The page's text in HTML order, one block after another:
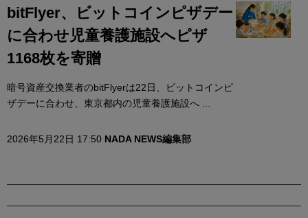
bitFlyer、ビットコインピザデー
に合わせ児童養護施設へピザ
1168枚を寄贈
暗号資産交換業者のbitFlyerは22日、ビットコインピ
ザデーに合わせ、東京都内の児童養護施設へ ...
2026年5月22日 17:50 NADA NEWS編集部